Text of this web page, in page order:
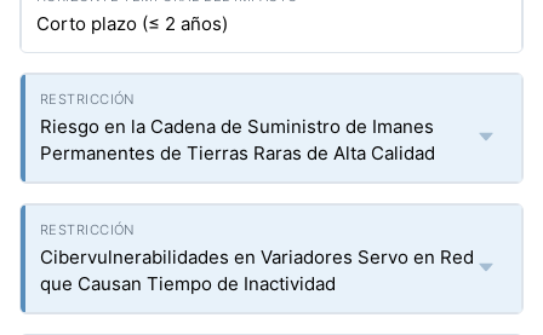
Corto plazo (≤ 2 años)
Riesgo en la Cadena de Suministro de Imanes
Permanentes de Tierras Raras de Alta Calidad
Cibervulnerabilidades en Variadores Servo en Red
que Causan Tiempo de Inactividad